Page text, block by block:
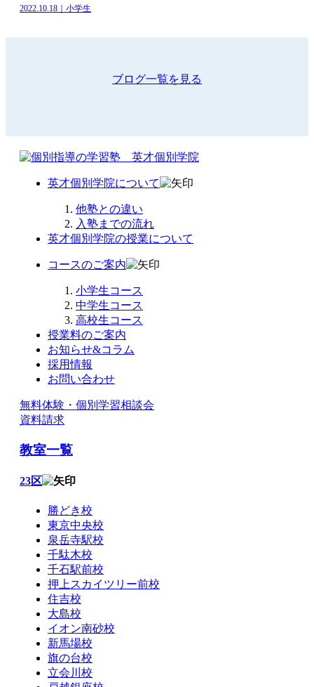
2022.10.18｜小学生
ブログ一覧を見る
英才個別学院について
他塾との違い
入塾までの流れ
英才個別学院の授業について
コースのご案内
小学生コース
中学生コース
高校生コース
授業料のご案内
お知らせ&コラム
採用情報
お問い合わせ
無料体験・個別学習相談会
資料請求
教室一覧
23区
勝どき校
東京中央校
泉岳寺駅校
千駄木校
千石駅前校
押上スカイツリー前校
住吉校
大島校
イオン南砂校
新馬場校
旗の台校
立会川校